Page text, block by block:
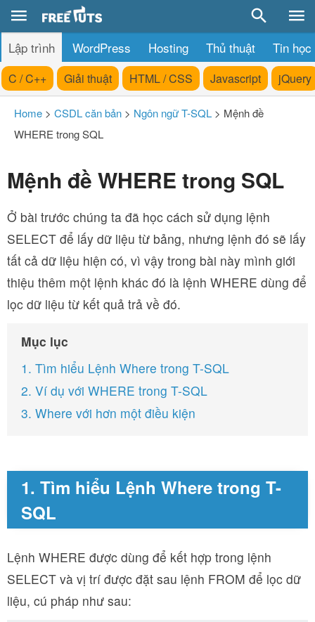
Lập trình WordPress Hosting Thủ thuật Tin học
C / C++ Giải thuật HTML / CSS Javascript jQuery
Home > CSDL căn bản > Ngôn ngữ T-SQL > Mệnh đề
WHERE trong SQL
Mệnh đề WHERE trong SQL
Ở bài trước chúng ta đã học cách sử dụng lệnh
SELECT để lấy dữ liệu từ bảng, nhưng lệnh đó sẽ lấy
tất cả dữ liệu hiện có, vì vậy trong bài này mình giới
thiệu thêm một lệnh khác đó là lệnh WHERE dùng để
lọc dữ liệu từ kết quả trả về đó.
Mục lục
1. Tìm hiểu Lệnh Where trong T-SQL
2. Ví dụ với WHERE trong T-SQL
3. Where với hơn một điều kiện
1. Tìm hiểu Lệnh Where trong T-
SQL
Lệnh WHERE được dùng để kết hợp trong lệnh
SELECT và vị trí được đặt sau lệnh FROM để lọc dữ
liệu, cú pháp như sau: